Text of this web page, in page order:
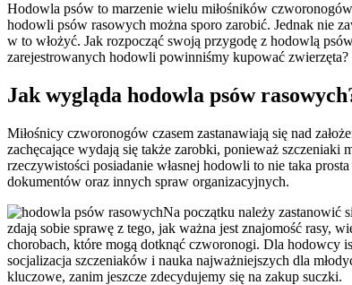
Hodowla psów to marzenie wielu miłośników
hodowli psów rasowych można sporo zarobić. Jednak nie
w to włożyć. Jak rozpocząć swoją przygodę z hodowlą
zarejestrowanych hodowli powinniśmy kupować zwierzęta?
Jak wygląda hodowla psów
Miłośnicy czworonogów czasem zastanawiają się nad
zachęcające wydają się także zarobki, ponieważ szczeniaki
rzeczywistości posiadanie własnej hodowli to nie taka
dokumentów oraz innych spraw organizacyjnych.
Na początku należy zastanowić
zdają sobie sprawę z tego, jak ważna jest znajomość rasy,
chorobach, które mogą dotknąć czworonogi. Dla hodowcy
socjalizacja szczeniaków i nauka najważniejszych dla
kluczowe, zanim jeszcze zdecydujemy się na zakup suczki.